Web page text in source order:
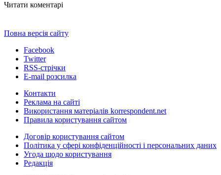
Читати коментарі
Повна версія сайту
Facebook
Twitter
RSS-стрічки
E-mail розсилка
Контакти
Реклама на сайті
Використання матеріалів korrespondent.net
Правила користування сайтом
Договір користування сайтом
Політика у сфері конфіденційності і персональних даних
Угода щодо користування
Редакція